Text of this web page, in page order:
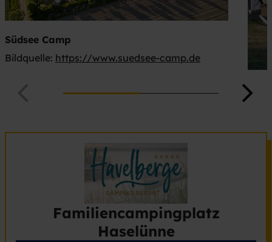
Südsee Camp
Bildquelle: https://www.suedsee-camp.de
Familiencampingplatz
Haselünne